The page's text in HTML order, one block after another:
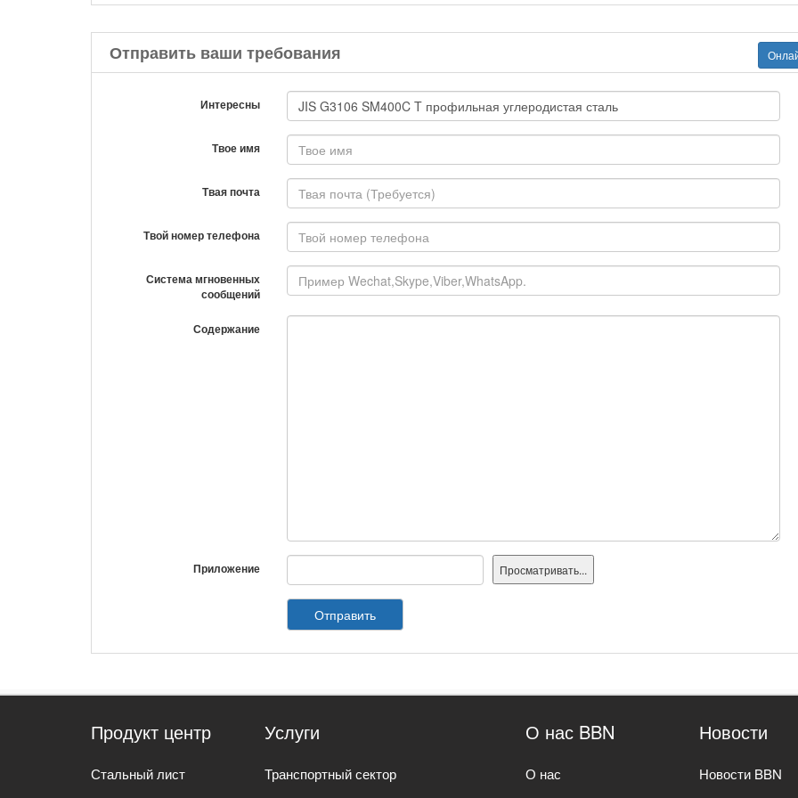
Отправить ваши требования
Интересны
Твое имя
Твая почта
Твой номер телефона
Система мгновенных
сообщений
Содержание
Приложение
Отправить
Продукт центр
Стальный лист
Услуги
Транспортный сектор
О нас BBN
О нас
Новости
Новости BBN